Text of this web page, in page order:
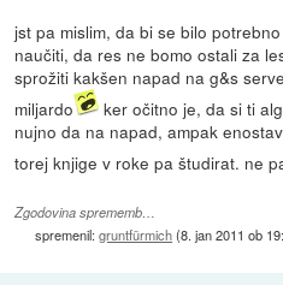
jst pa mislim, da bi se bilo
naučiti, da res ne bomo ostali za
sprožiti kakšen napad na g&s
miljardo
ker očitno je, da si ti
nujno da na napad, ampak
torej knjige v roke pa študirat. ne
Zgodovina sprememb…
spremenil:gruntfürmich(8. jan 2011 ob